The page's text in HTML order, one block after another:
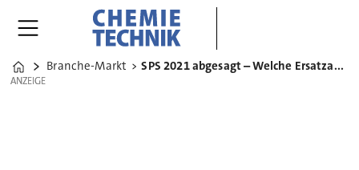
Home
Branche-Markt SPS 2021 abgesagt – Welche Ersatzangebote gibt es?
ANZEIGE
ANZEIGE